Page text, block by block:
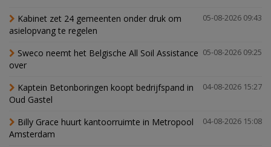
05-08-2026 09:43
Kabinet zet 24 gemeenten onder druk om
asielopvang te regelen
05-08-2026 09:25
Sweco neemt het Belgische All Soil Assistance
over
04-08-2026 15:27
Kaptein Betonboringen koopt bedrijfspand in
Oud Gastel
04-08-2026 15:08
Billy Grace huurt kantoorruimte in Metropool
Amsterdam